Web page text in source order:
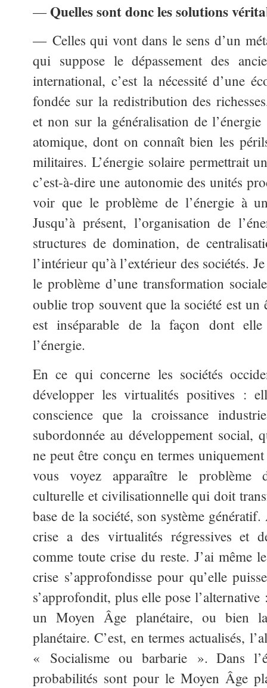
—Quelles sont donc les solutions
— Celles qui vont dans le sens d’un
qui suppose le dépassement des
international, c’est la nécessité d’une
fondée sur la redistribution des
et non sur la généralisation de
atomique, dont on connaît bien les
militaires. L’énergie solaire permettrait
c’est-à-dire une autonomie des unités
voir que le problème de l’énergie à
Jusqu’à présent, l’organisation de
structures de domination, de
l’intérieur qu’à l’extérieur des sociétés.
le problème d’une transformation
oublie trop souvent que la société est un
est inséparable de la façon dont
l’énergie.
En ce qui concerne les sociétés
développer les virtualités positives :
conscience que la croissance
subordonnée au développement social,
ne peut être conçu en termes
vous voyez apparaître le problème
culturelle et civilisationnelle qui doit
base de la société, son système
crise a des virtualités régressives et
comme toute crise du reste. J’ai même
crise s’approfondisse pour qu’elle
s’approfondit, plus elle pose
un Moyen Âge planétaire, ou bien la
planétaire. C’est, en termes actualisés,
« Socialisme ou barbarie ». Dans
probabilités sont pour le Moyen Âge